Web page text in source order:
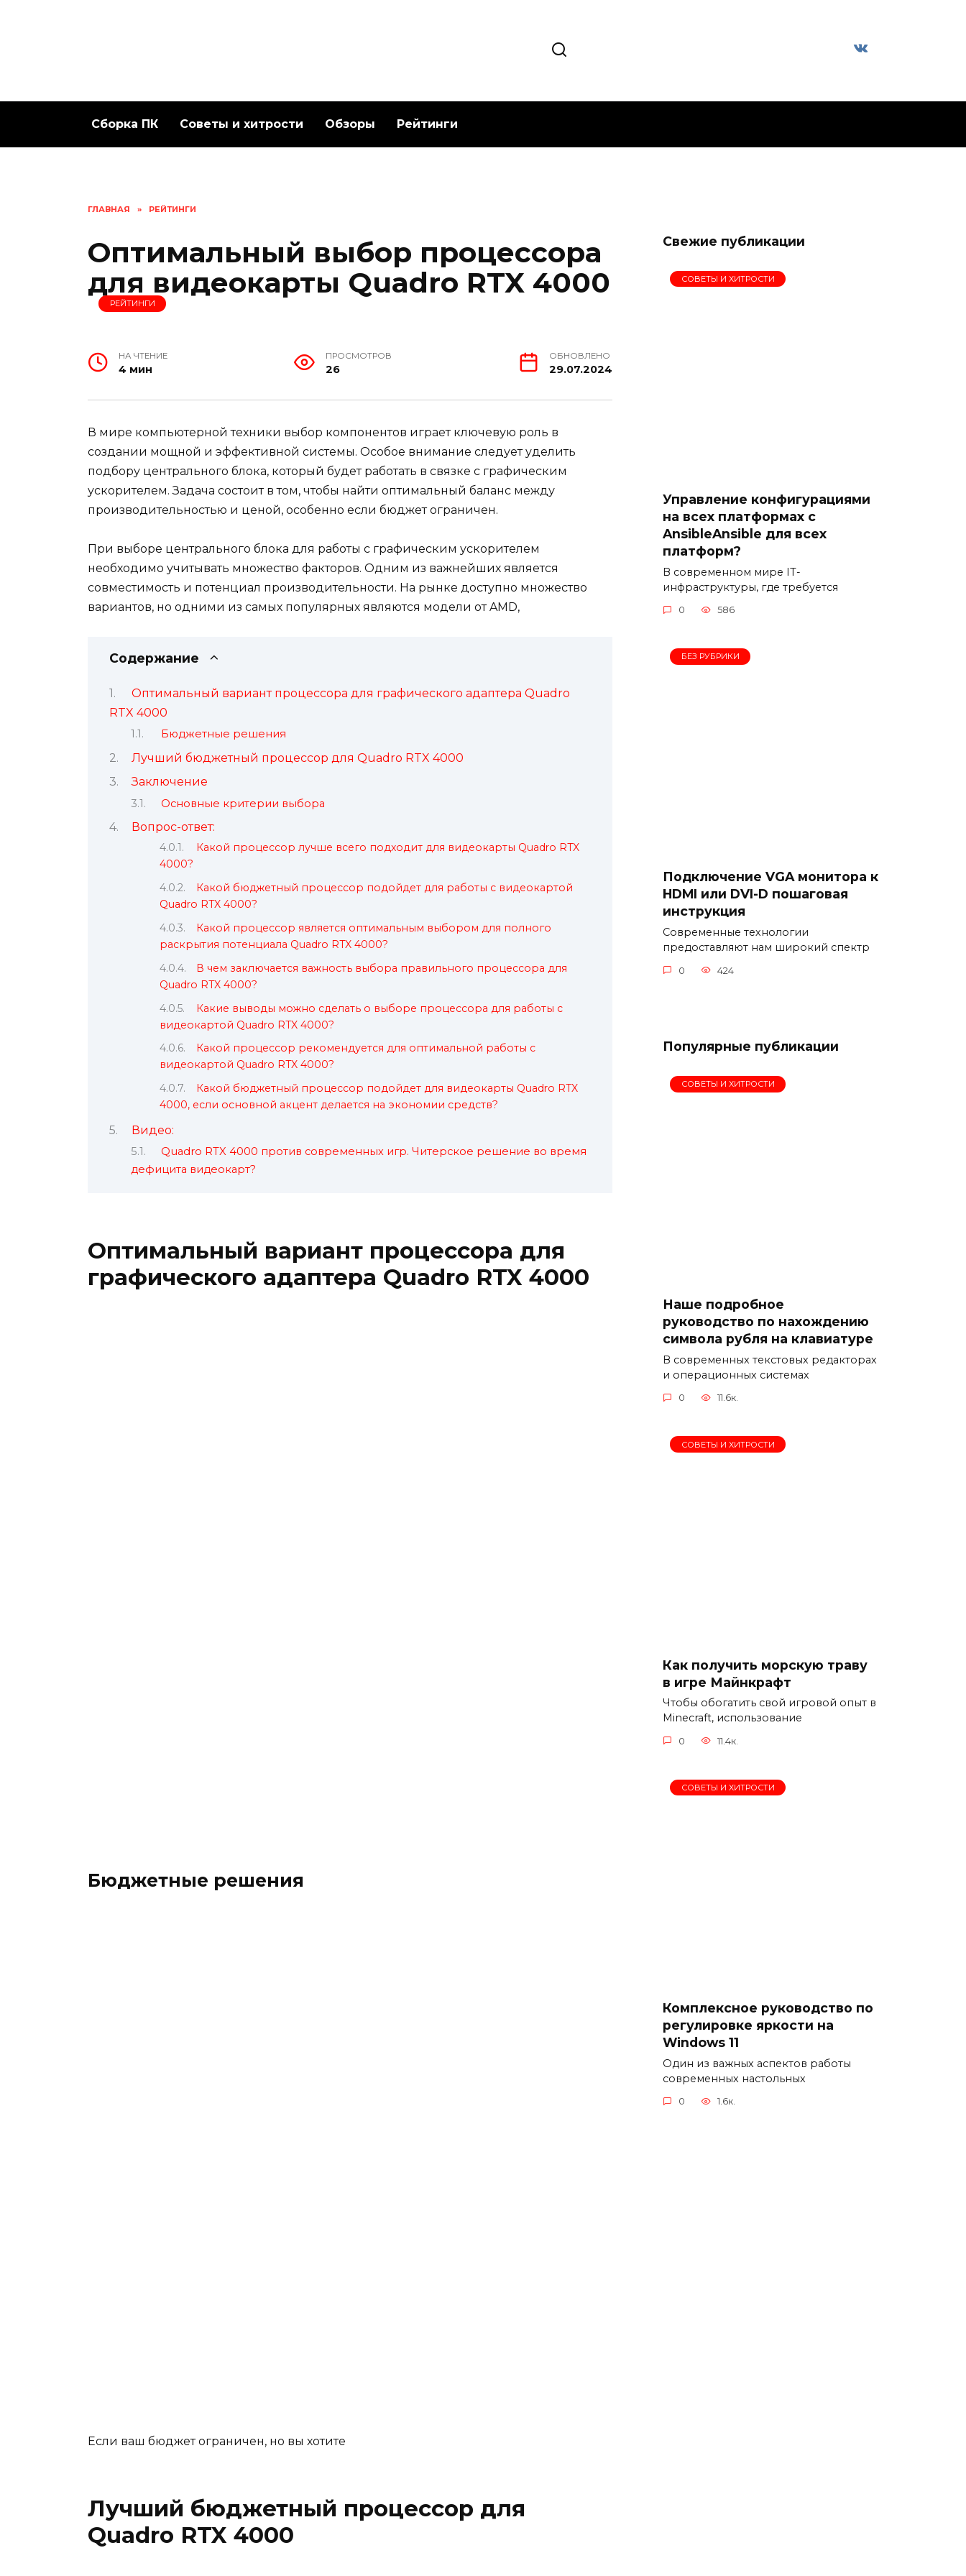
Сборка ПК Советы и хитрости Обзоры Рейтинги
ГЛАВНАЯ » РЕЙТИНГИ
Оптимальный выбор процессора
для видеокарты Quadro RTX 4000
РЕЙТИНГИ
НА ЧТЕНИЕ
4 мин
ПРОСМОТРОВ
26
ОБНОВЛЕНО
29.07.2024
В мире компьютерной техники выбор компонентов играет ключевую роль в
создании мощной и эффективной системы. Особое внимание следует уделить
подбору центрального блока, который будет работать в связке с графическим
ускорителем. Задача состоит в том, чтобы найти оптимальный баланс между
производительностью и ценой, особенно если бюджет ограничен.
При выборе центрального блока для работы с графическим ускорителем
необходимо учитывать множество факторов. Одним из важнейших является
совместимость и потенциал производительности. На рынке доступно множество
вариантов, но одними из самых популярных являются модели от AMD,
Содержание
Оптимальный вариант процессора для графического адаптера Quadro
RTX 4000
Бюджетные решения
Лучший бюджетный процессор для Quadro RTX 4000
Заключение
Основные критерии выбора
Вопрос-ответ:
Какой процессор лучше всего подходит для видеокарты Quadro RTX
4000?
Какой бюджетный процессор подойдет для работы с видеокартой
Quadro RTX 4000?
Какой процессор является оптимальным выбором для полного
раскрытия потенциала Quadro RTX 4000?
В чем заключается важность выбора правильного процессора для
Quadro RTX 4000?
Какие выводы можно сделать о выборе процессора для работы с
видеокартой Quadro RTX 4000?
Какой процессор рекомендуется для оптимальной работы с
видеокартой Quadro RTX 4000?
Какой бюджетный процессор подойдет для видеокарты Quadro RTX
4000, если основной акцент делается на экономии средств?
Видео:
Quadro RTX 4000 против современных игр. Читерское решение во время
дефицита видеокарт?
Оптимальный вариант процессора для
графического адаптера Quadro RTX 4000
Бюджетные решения
Если ваш бюджет ограничен, но вы хотите
Лучший бюджетный процессор для
Quadro RTX 4000
Свежие публикации
СОВЕТЫ И ХИТРОСТИ
Управление конфигурациями
на всех платформах с
AnsibleAnsible для всех
платформ?
В современном мире IT-
инфраструктуры, где требуется
0 586
БЕЗ РУБРИКИ
Подключение VGA монитора к
HDMI или DVI-D пошаговая
инструкция
Современные технологии
предоставляют нам широкий спектр
0 424
Популярные публикации
СОВЕТЫ И ХИТРОСТИ
Наше подробное
руководство по нахождению
символа рубля на клавиатуре
В современных текстовых редакторах
и операционных системах
0 11.6к.
СОВЕТЫ И ХИТРОСТИ
Как получить морскую траву
в игре Майнкрафт
Чтобы обогатить свой игровой опыт в
Minecraft, использование
0 11.4к.
СОВЕТЫ И ХИТРОСТИ
Комплексное руководство по
регулировке яркости на
Windows 11
Один из важных аспектов работы
современных настольных
0 1.6к.